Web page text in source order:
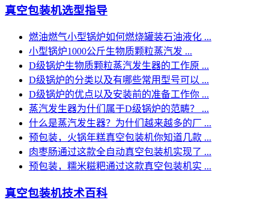
真空包装机选型指导
燃油燃气小型锅炉如何燃烧罐装石油液化 ...
小型锅炉1000公斤生物质颗粒蒸汽发 ...
D级锅炉生物质颗粒蒸汽发生器的工作原 ...
D级锅炉的分类以及有哪些常用型号可以 ...
D级锅炉的优点以及安装前的准备工作你 ...
蒸汽发生器为什们属于D级锅炉的范畴？ ...
什么是蒸汽发生器？为什们越来越多的厂 ...
预包装，火锅年糕真空包装机你知道几款 ...
肉枣肠通过这款全自动真空包装机实现了 ...
预包装，糯米糍粑通过这款真空包装机实 ...
真空包装机技术百科